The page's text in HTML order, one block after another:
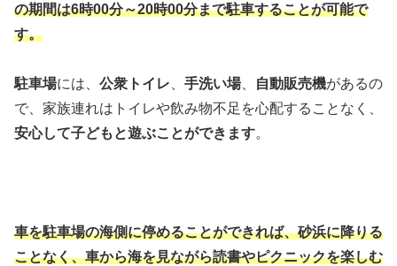
の期間は6時00分～20時00分まで駐車することが可能で
す。
駐車場には、 公衆トイレ 手洗い場、 自動販売機があるの
で、家族連れはトイレや飲み物不足を心配することなく、
安心して子どもと遊ぶことができます。
車を駐車場の海側に停めることができれば、砂浜に降りる
ことなく、車から海を見ながら読書やピクニックを楽しむ